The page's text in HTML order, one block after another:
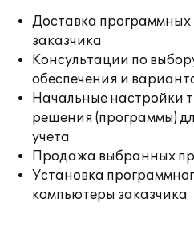
Доставка программных
заказчика
Консультации по
обеспечения и
Начальные настройки
решения (программы)
учета
Продажа выбранных
Установка
компьютеры заказчика